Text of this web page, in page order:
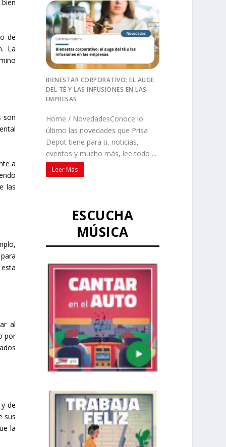
de
La
son
a
las
al
por
de
sus
la
BIENESTAR CORPORATIVO: EL AUGE
DEL TÉ Y LAS INFUSIONES EN LAS
EMPRESAS
Home / NovedadesConoce lo
último las novedades que Prisa
Depot tiene para ti, noticias,
eventos y mucho más, lee todo ...
Leer Más
ESCUCHA
MÚSICA